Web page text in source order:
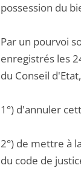
possession du
Par un pourvoi
enregistrés les
du Conseil
1°) d'annuler
2°) de mettre à
du code de